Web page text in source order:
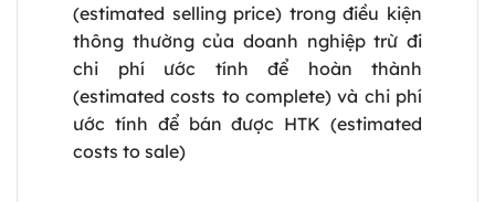
(estimated selling price) trong điều kiện
thông thường của doanh nghiệp trừ đi
chi phí ước tính để hoàn thành
(estimated costs to complete) và chi phí
ước tính để bán được HTK (estimated
costs to sale)